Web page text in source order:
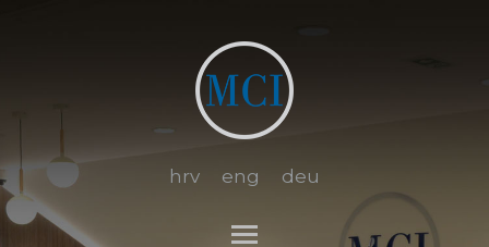
hrv eng deu
Toggle main menu